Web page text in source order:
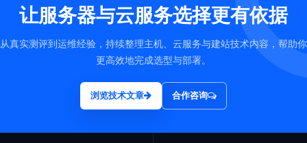
让服务器与云服务选择更有依据
从真实测评到运维经验，持续整理主机、云服务与建站技术内容，帮助你
更高效地完成选型与部署。
浏览技术文章 合作咨询